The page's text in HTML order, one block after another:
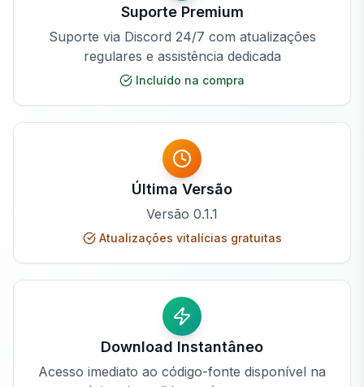
Suporte Premium
Suporte via Discord 24/7 com atualizações
regulares e assistência dedicada
Incluído na compra
Última Versão
Versão 0.1.1
Atualizações vitalícias gratuitas
Download Instantâneo
Acesso imediato ao código-fonte disponível na